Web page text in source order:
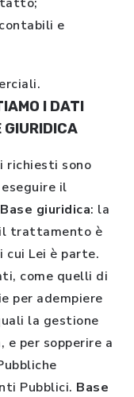
e
I DATI
GIURIDICA
richiesti sono
il
Base giuridica: la
il trattamento è
cui Lei è parte.
come quelli di
per adempiere
la gestione
per sopperire a
Pubblici. Base